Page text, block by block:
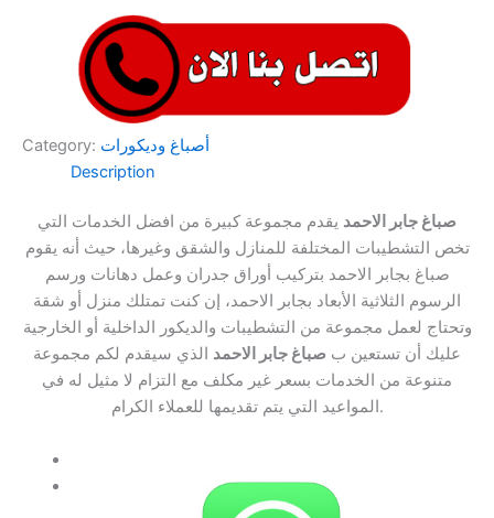
Category: أصباغ وديكورات
Description
صباغ جابر الاحمد يقدم مجموعة كبيرة من افضل الخدمات التي
تخص التشطيبات المختلفة للمنازل والشقق وغيرها، حيث أنه يقوم
صباغ بجابر الاحمد بتركيب أوراق جدران وعمل دهانات ورسم
الرسوم الثلاثية الأبعاد بجابر الاحمد، إن كنت تمتلك منزل أو شقة
وتحتاج لعمل مجموعة من التشطيبات والديكور الداخلية أو الخارجية
عليك أن تستعين ب صباغ جابر الاحمد الذي سيقدم لكم مجموعة
متنوعة من الخدمات بسعر غير مكلف مع التزام لا مثيل له في
المواعيد التي يتم تقديمها للعملاء الكرام.